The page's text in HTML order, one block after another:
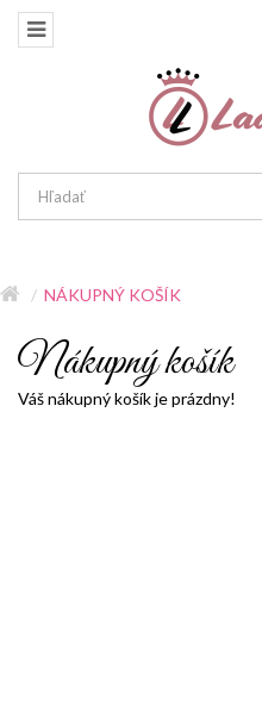
NÁKUPNÝ KOŠÍK
Nákupný košík
Váš nákupný košík je prázdny!